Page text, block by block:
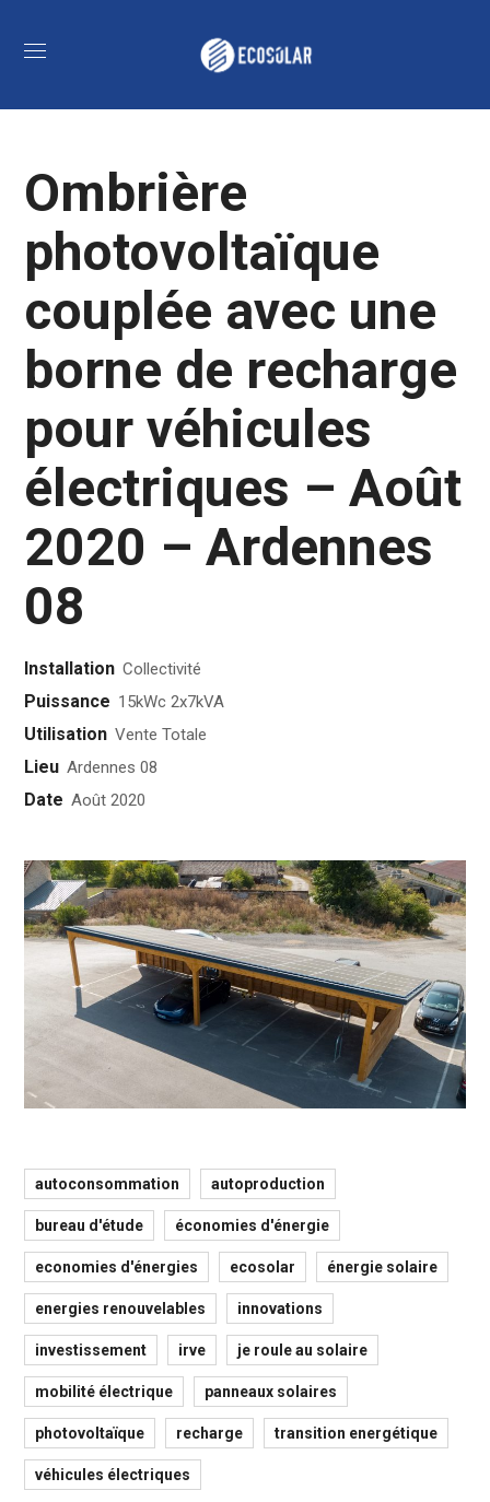
Ombrière
photovoltaïque
couplée avec une
borne de recharge
pour véhicules
électriques – Août
2020 – Ardennes
08
Installation Collectivité
Puissance 15kWc 2x7kVA
Utilisation Vente Totale
Lieu Ardennes 08
Date Août 2020
autoconsommation autoproduction
bureau d'étude économies d'énergie
economies d'énergies ecosolar énergie solaire
energies renouvelables innovations
investissement irve je roule au solaire
mobilité électrique panneaux solaires
photovoltaïque recharge transition energétique
véhicules électriques